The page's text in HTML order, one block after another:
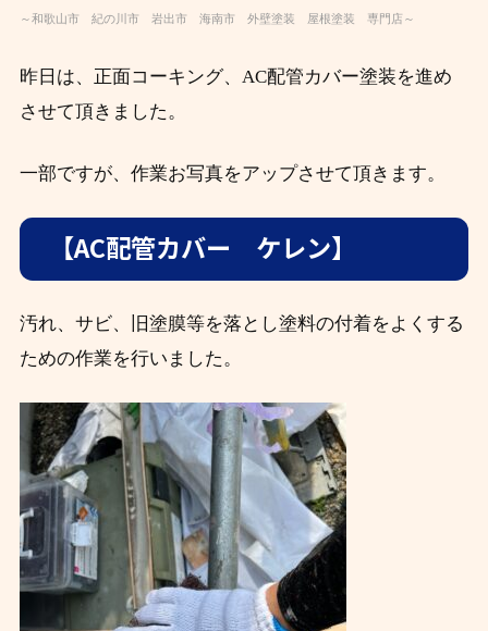
～和歌山市 紀の川市 岩出市 海南市 外壁塗装 屋根塗装 専門店～
昨日は、正面コーキング、AC配管カバー塗装を進め
させて頂きました。
一部ですが、作業お写真をアップさせて頂きます。
【AC配管カバー ケレン】
汚れ、サビ、旧塗膜等を落とし塗料の付着をよくする
ための作業を行いました。